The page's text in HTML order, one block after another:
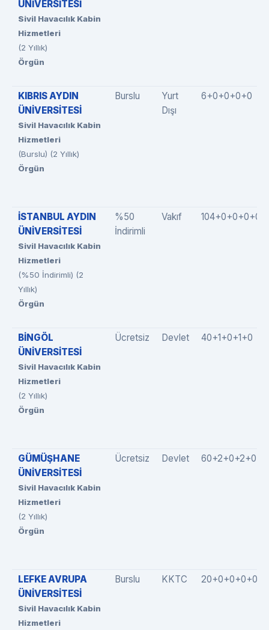
ÜNİVERSİTESİ
Sivil Havacılık Kabin
Hizmetleri
(2 Yıllık)
Örgün
KIBRIS AYDIN
ÜNİVERSİTESİ
Sivil Havacılık Kabin
Hizmetleri
(Burslu) (2 Yıllık)
Örgün
Burslu
Yurt
Dışı
6+0+0+0+0
İSTANBUL AYDIN
ÜNİVERSİTESİ
Sivil Havacılık Kabin
Hizmetleri
(%50 İndirimli) (2
Yıllık)
Örgün
%50
İndirimli
Vakıf 104+0+0+0+0
BİNGÖL
ÜNİVERSİTESİ
Sivil Havacılık Kabin
Hizmetleri
(2 Yıllık)
Örgün
Ücretsiz Devlet 40+1+0+1+0
GÜMÜŞHANE
ÜNİVERSİTESİ
Sivil Havacılık Kabin
Hizmetleri
(2 Yıllık)
Örgün
Ücretsiz Devlet 60+2+0+2+0
LEFKE AVRUPA
ÜNİVERSİTESİ
Sivil Havacılık Kabin
Hizmetleri
Burslu KKTC 20+0+0+0+0